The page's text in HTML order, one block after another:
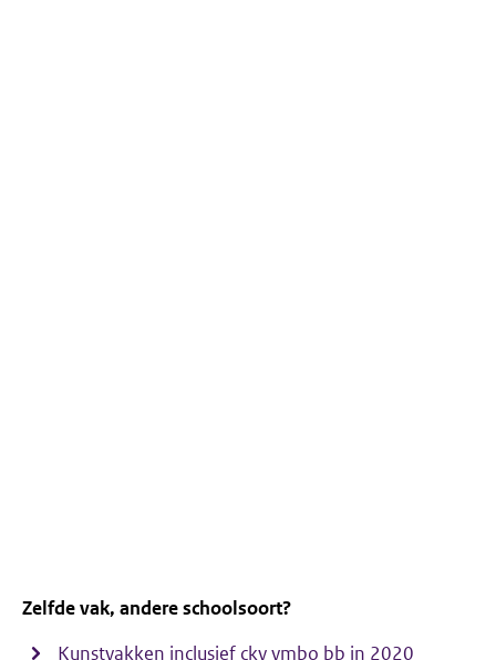
Zelfde vak, andere schoolsoort?
Kunstvakken inclusief ckv vmbo bb in 2020